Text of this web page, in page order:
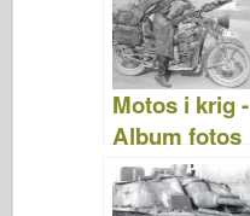
d
Motos i krig -
Album fotos